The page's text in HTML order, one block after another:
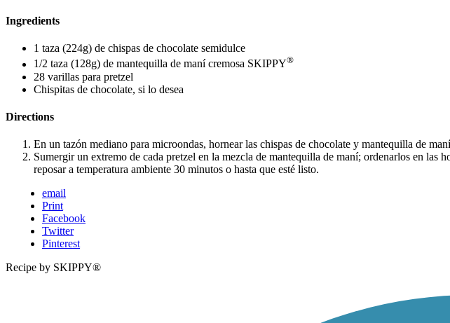
Ingredients
1 taza (224g) de chispas de chocolate semidulce
1/2 taza (128g) de mantequilla de maní cremosa SKIPPY®
28 varillas para pretzel
Chispitas de chocolate, si lo desea
Directions
En un tazón mediano para microondas, hornear las chispas de chocolate y mantequilla de
Sumergir un extremo de cada pretzel en la mezcla de mantequilla de maní; ordenarlos en
reposar a temperatura ambiente 30 minutos o hasta que esté listo.
email
Print
Facebook
Twitter
Pinterest
Recipe by SKIPPY®